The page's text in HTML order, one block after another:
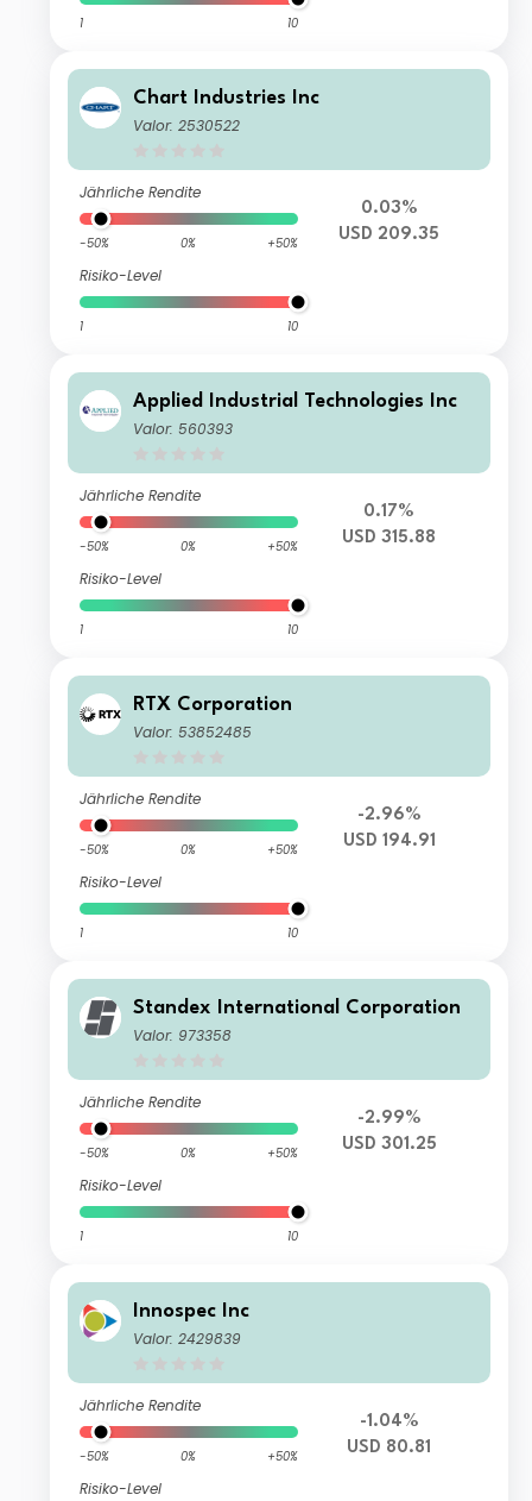
1 10
Chart Industries Inc
Valor: 2530522
Jährliche Rendite
-50% 0% +50%
Risiko-Level
1 10
0.03%
USD 209.35
Applied Industrial Technologies Inc
Valor: 560393
Jährliche Rendite
-50% 0% +50%
Risiko-Level
1 10
0.17%
USD 315.88
RTX Corporation
Valor: 53852485
Jährliche Rendite
-50% 0% +50%
Risiko-Level
1 10
-2.96%
USD 194.91
Standex International Corporation
Valor: 973358
Jährliche Rendite
-50% 0% +50%
Risiko-Level
1 10
-2.99%
USD 301.25
Innospec Inc
Valor: 2429839
Jährliche Rendite
-50% 0% +50%
Risiko-Level
-1.04%
USD 80.81